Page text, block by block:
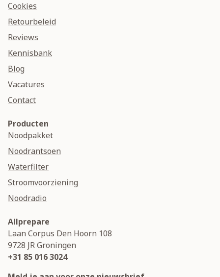
Cookies
Retourbeleid
Reviews
Kennisbank
Blog
Vacatures
Contact
Producten
Noodpakket
Noodrantsoen
Waterfilter
Stroomvoorziening
Noodradio
Allprepare
Laan Corpus Den Hoorn 108
9728 JRGroningen
+31 85 016 3024